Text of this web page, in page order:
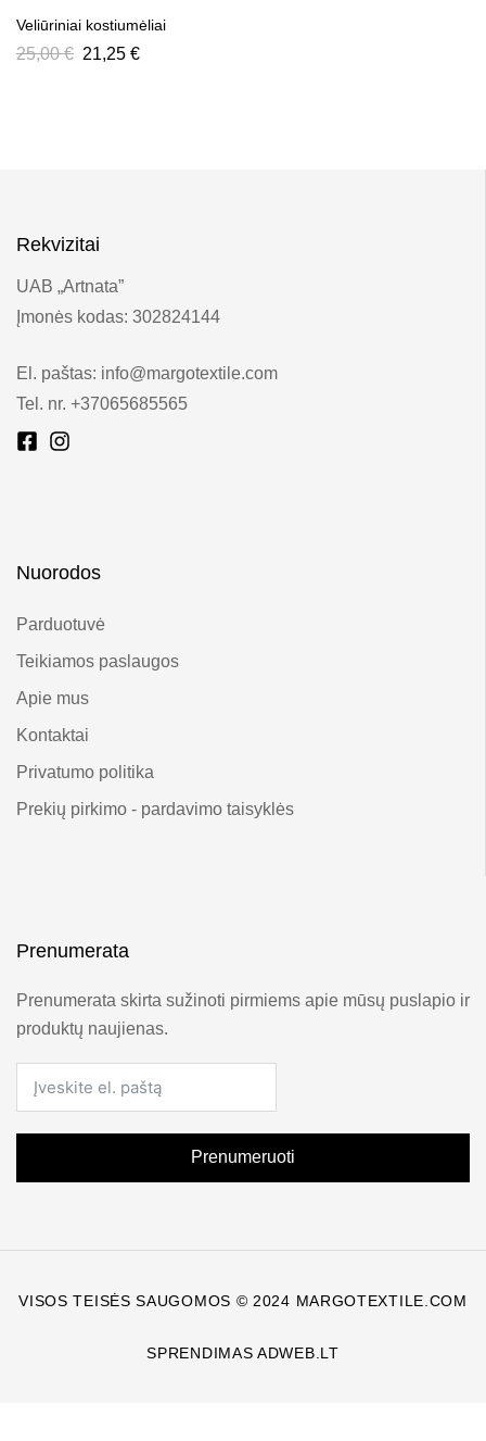
Veliūriniai kostiumėliai
25,00€ 21,25 €
Rekvizitai
UAB „Artnata”
Įmonės kodas: 302824144
El. paštas: info@margotextile.com
Tel. nr. +37065685565
Nuorodos
Parduotuvė
Teikiamos paslaugos
Apie mus
Kontaktai
Privatumo politika
Prekių pirkimo - pardavimo taisyklės
Prenumerata
Prenumerata skirta sužinoti pirmiems apie mūsų puslapio ir
produktų naujienas.
Prenumeruoti
VISOS TEISĖS SAUGOMOS © 2024 MARGOTEXTILE.COM
SPRENDIMAS ADWEB.LT